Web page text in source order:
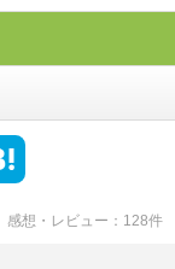
感想・レビュー 128件